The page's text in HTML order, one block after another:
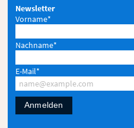
Newsletter
Vorname*
Nachname*
E-Mail*
Anmelden